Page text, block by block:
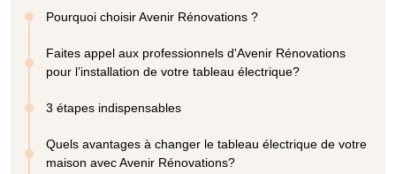
Pourquoi choisir Avenir Rénovations ?
Faites appel aux professionnels d'Avenir Rénovations
pour l’installation de votre tableau électrique?
3 étapes indispensables
Quels avantages à changer le tableau électrique de votre
maison avec Avenir Rénovations?